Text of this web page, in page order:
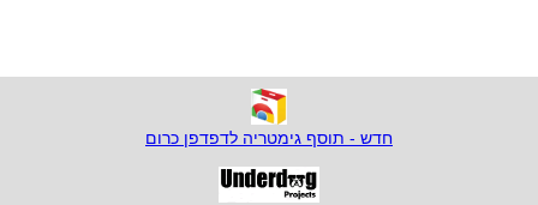
חדש - תוסף גימטריה לדפדפן כרום